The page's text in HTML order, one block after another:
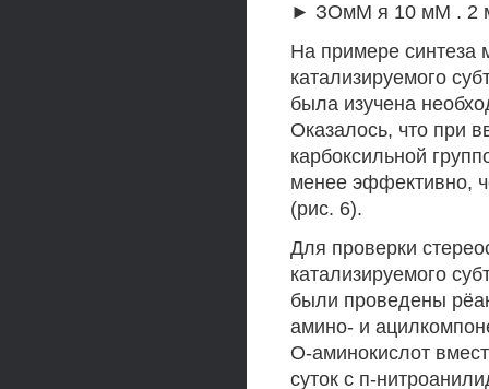
► ЗОмМ я 10 мМ . 2
На примере синтеза
катализируемого
была изучена
Оказалось, что при
карбоксильной
менее эффективно,
(рис. 6).
Для проверки
катализируемого
были проведены
амино- и
О-аминокислот
суток с п-